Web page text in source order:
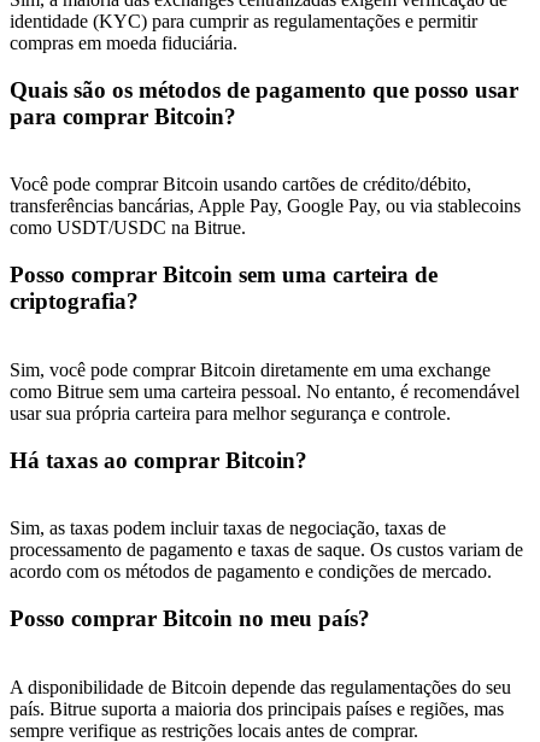
identidade (KYC) para cumprir as regulamentações e permitir
compras em moeda fiduciária.
Quais são os métodos de pagamento que posso usar
para comprar Bitcoin?
Você pode comprar Bitcoin usando cartões de crédito/débito,
transferências bancárias, Apple Pay, Google Pay, ou via stablecoins
como USDT/USDC na Bitrue.
Posso comprar Bitcoin sem uma carteira de
criptografia?
Sim, você pode comprar Bitcoin diretamente em uma exchange
como Bitrue sem uma carteira pessoal. No entanto, é recomendável
usar sua própria carteira para melhor segurança e controle.
Há taxas ao comprar Bitcoin?
Sim, as taxas podem incluir taxas de negociação, taxas de
processamento de pagamento e taxas de saque. Os custos variam de
acordo com os métodos de pagamento e condições de mercado.
Posso comprar Bitcoin no meu país?
A disponibilidade de Bitcoin depende das regulamentações do seu
país. Bitrue suporta a maioria dos principais países e regiões, mas
sempre verifique as restrições locais antes de comprar.